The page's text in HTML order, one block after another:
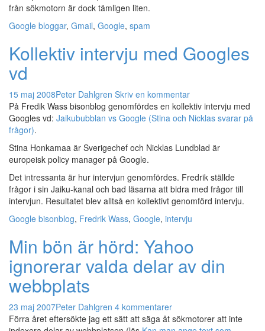
från sökmotorn är dock tämligen liten.
Google bloggar, Gmail, Google, spam
Kollektiv intervju med Googles
vd
15 maj 2008Peter Dahlgren Skriv en kommentar
På Fredik Wass bisonblog genomfördes en kollektiv intervju med
Googles vd: Jaikububblan vs Google (Stina och Nicklas svarar på
frågor).
Stina Honkamaa är Sverigechef och Nicklas Lundblad är
europeisk policy manager på Google.
Det intressanta är hur intervjun genomfördes. Fredrik ställde
frågor i sin Jaiku-kanal och bad läsarna att bidra med frågor till
intervjun. Resultatet blev alltså en kollektivt genomförd intervju.
Google bisonblog, Fredrik Wass, Google, intervju
Min bön är hörd: Yahoo
ignorerar valda delar av din
webbplats
23 maj 2007Peter Dahlgren 4 kommentarer
Förra året eftersökte jag ett sätt att säga åt sökmotorer att inte